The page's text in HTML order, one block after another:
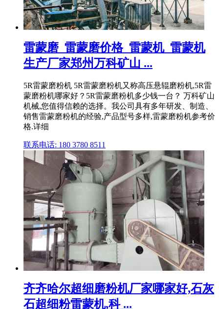
雷蒙磨_雷蒙磨价格_雷蒙机_雷蒙机
生产厂家郑州万科矿山 ...
5R雷蒙磨粉机 5R雷蒙磨粉机又称高压悬辊磨粉机,5R雷
蒙磨粉机哪家好？5R雷蒙磨粉机多少钱一台？ 万科矿山
机械,您值得信赖的选择。我公司具有多年研发、制造、
销售雷蒙磨粉机的经验,产品型号多样,雷蒙磨粉机参考价
格.详细
联系电话: 180 3780 8511
齐齐哈尔超细磨粉机厂家哪家好,石灰
石超细粉雷蒙机,科 ...